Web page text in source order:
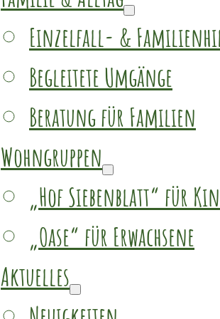
Einzelfall- &
Begleitete Umgänge
Beratung für Familien
Wohngruppen
„Hof Siebenblatt“ für
„Oase“ für Erwachsene
Aktuelles